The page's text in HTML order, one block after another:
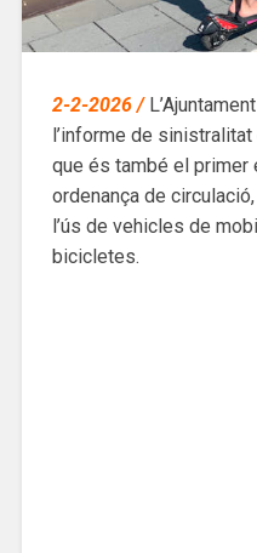
2-2-2026 /
l’informe de
que és també el primer
ordenança de
l’ús de vehicles de
bicicletes.